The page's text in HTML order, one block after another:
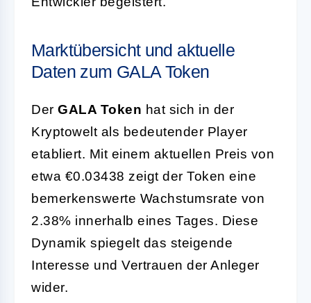
Marktübersicht und aktuelle
Daten zum GALA Token
Der GALA Token hat sich in der
Kryptowelt als bedeutender Player
etabliert. Mit einem aktuellen Preis von
etwa €0.03438 zeigt der Token eine
bemerkenswerte Wachstumsrate von
2.38% innerhalb eines Tages. Diese
Dynamik spiegelt das steigende
Interesse und Vertrauen der Anleger
wider.